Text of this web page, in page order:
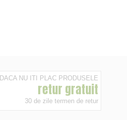
DACA NU ITI PLAC PRODUSELE
retur gratuit
30 de zile termen de retur